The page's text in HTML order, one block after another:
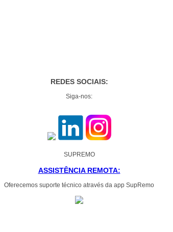
REDES SOCIAIS:
Siga-nos:
SUPREMO
ASSISTÊNCIA REMOTA:
Oferecemos suporte técnico através da app SupRemo